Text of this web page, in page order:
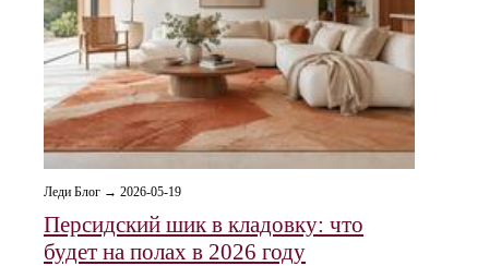
Леди Блог → 2026-05-19
Персидский шик в кладовку: что
будет на полах в 2026 году